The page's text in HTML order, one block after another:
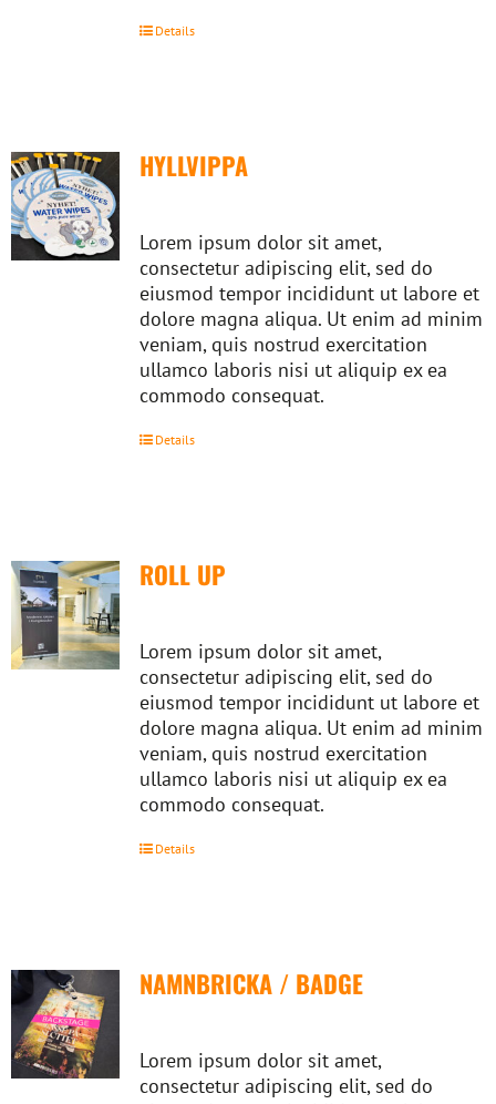
Details
HYLLVIPPA
Lorem ipsum dolor sit amet,
consectetur adipiscing elit, sed do
eiusmod tempor incididunt ut labore et
dolore magna aliqua. Ut enim ad minim
veniam, quis nostrud exercitation
ullamco laboris nisi ut aliquip ex ea
commodo consequat.
Details
ROLL UP
Lorem ipsum dolor sit amet,
consectetur adipiscing elit, sed do
eiusmod tempor incididunt ut labore et
dolore magna aliqua. Ut enim ad minim
veniam, quis nostrud exercitation
ullamco laboris nisi ut aliquip ex ea
commodo consequat.
Details
NAMNBRICKA / BADGE
Lorem ipsum dolor sit amet,
consectetur adipiscing elit, sed do